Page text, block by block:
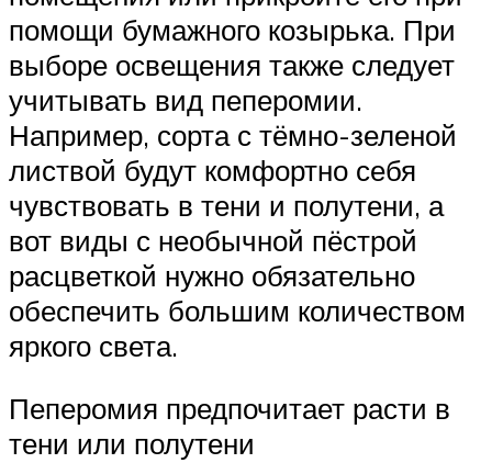
помощи бумажного козырька. При
выборе освещения также следует
учитывать вид пеперомии.
Например, сорта с тёмно-зеленой
листвой будут комфортно себя
чувствовать в тени и полутени, а
вот виды с необычной пёстрой
расцветкой нужно обязательно
обеспечить большим количеством
яркого света.
Пеперомия предпочитает расти в
тени или полутени